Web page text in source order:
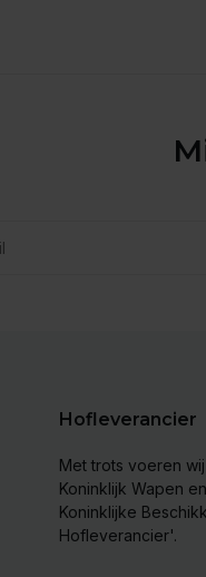
Hofleverancier
Met trots voeren
Koninklijk Wapen
Koninklijke
Hofleverancier'.